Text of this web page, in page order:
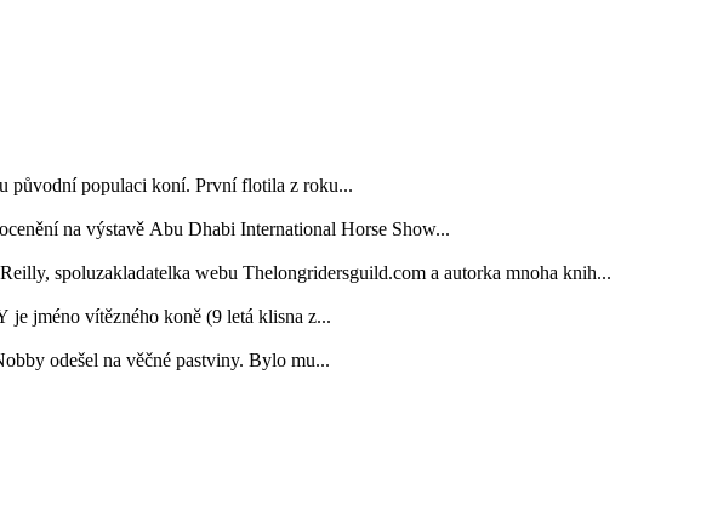
původní populaci koní. První flotila z roku...
na výstavě Abu Dhabi International Horse Show...
spoluzakladatelka webu Thelongridersguild.com a autorka mnoha knih...
jméno vítězného koně (9 letá klisna z...
odešel na věčné pastviny. Bylo mu...